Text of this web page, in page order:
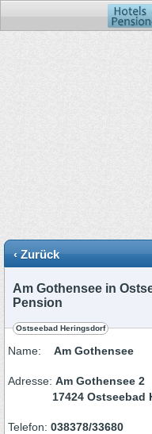
‹ Zurück
Am Gothensee in
Pension
Ostseebad Heringsdorf
Name: Am Gothensee
Adresse: Am Gothensee 2
17424 Ostseebad
Telefon: 038378/33680